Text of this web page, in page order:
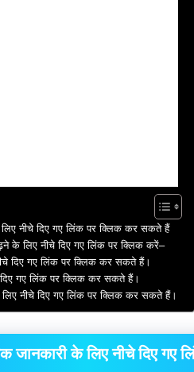
नीचे दिए गए लिंक पर क्लिक कर सकते हैं
के लिए नीचे दिए गए लिंक पर क्लिक करें–
दिए गए लिंक पर क्लिक कर सकते हैं।
दिए गए लिंक पर क्लिक कर सकते हैं।
लिए नीचे दिए गए लिंक पर क्लिक कर सकते हैं।
के लिए नीचे दिए गए